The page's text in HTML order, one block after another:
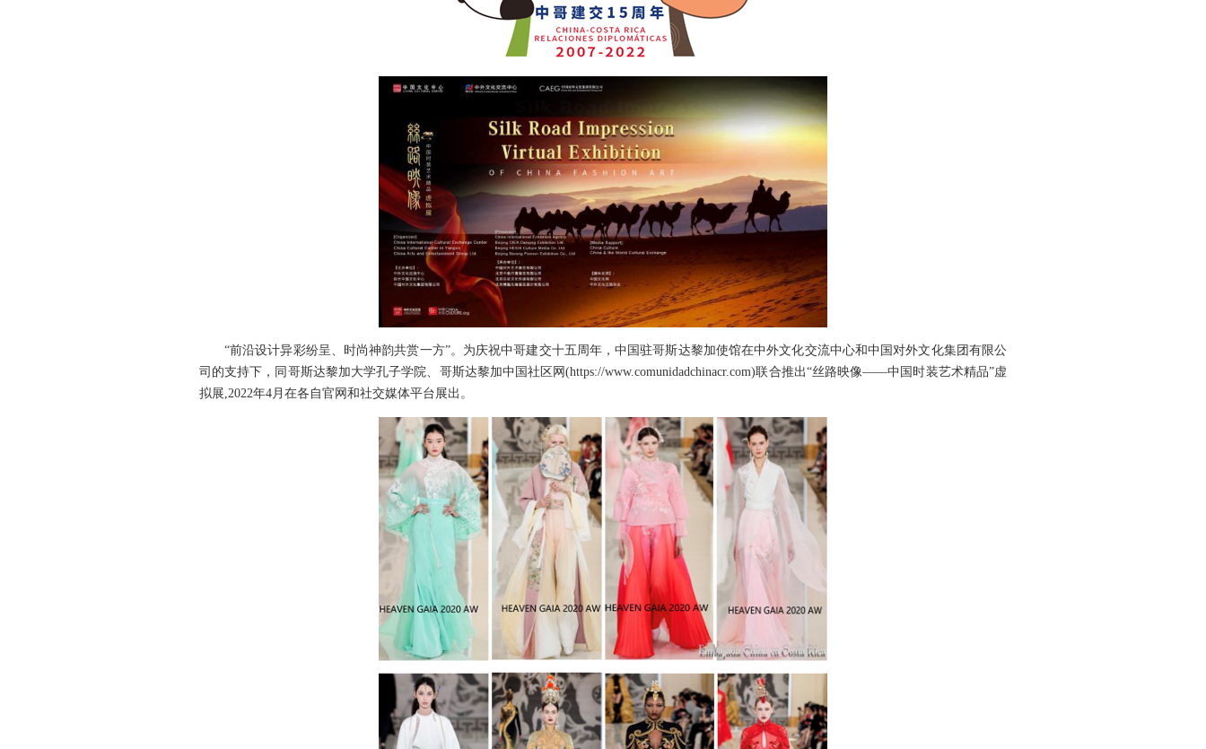
“前沿设计异彩纷呈、时尚神韵共赏一方”。为庆祝中哥建交十五周年，中国驻哥斯达黎加使馆在中外文化交流中心和中国对外文化集团有限公
司的支持下，同哥斯达黎加大学孔子学院、哥斯达黎加中国社区网(https://www.comunidadchinacr.com)联合推出“丝路映像——中国时装艺术精品”虚
拟展,2022年4月在各自官网和社交媒体平台展出。